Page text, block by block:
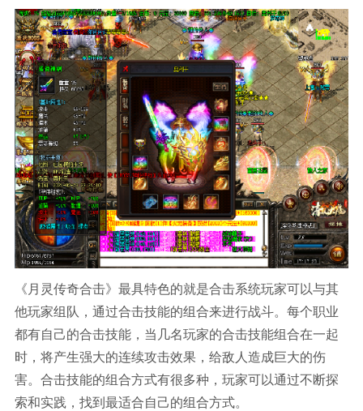
《月灵传奇合击》最具特色的就是合击系统玩家可以与其
他玩家组队，通过合击技能的组合来进行战斗。每个职业
都有自己的合击技能，当几名玩家的合击技能组合在一起
时，将产生强大的连续攻击效果，给敌人造成巨大的伤
害。合击技能的组合方式有很多种，玩家可以通过不断探
索和实践，找到最适合自己的组合方式。